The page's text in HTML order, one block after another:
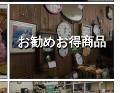
お勧めお得商品